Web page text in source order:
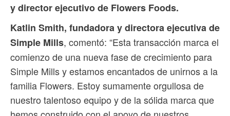
y director ejecutivo de Flowers Foods.
Katlin Smith, fundadora y directora ejecutiva de
Simple Mills, comentó: “Esta transacción marca el
comienzo de una nueva fase de crecimiento para
Simple Mills y estamos encantados de unirnos a la
familia Flowers. Estoy sumamente orgullosa de
nuestro talentoso equipo y de la sólida marca que